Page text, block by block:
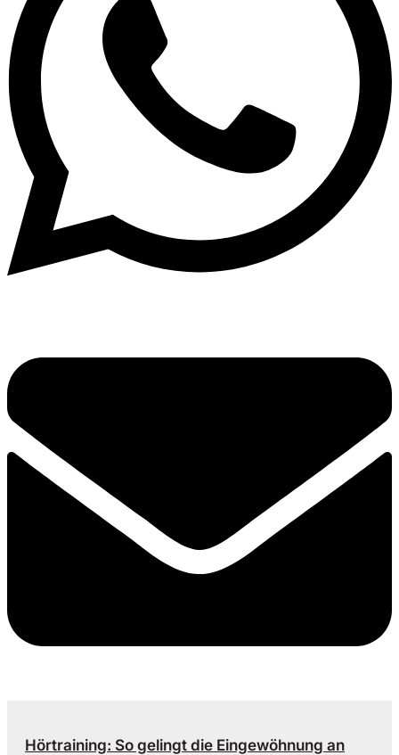
Hörtraining: So gelingt die Eingewöhnung an